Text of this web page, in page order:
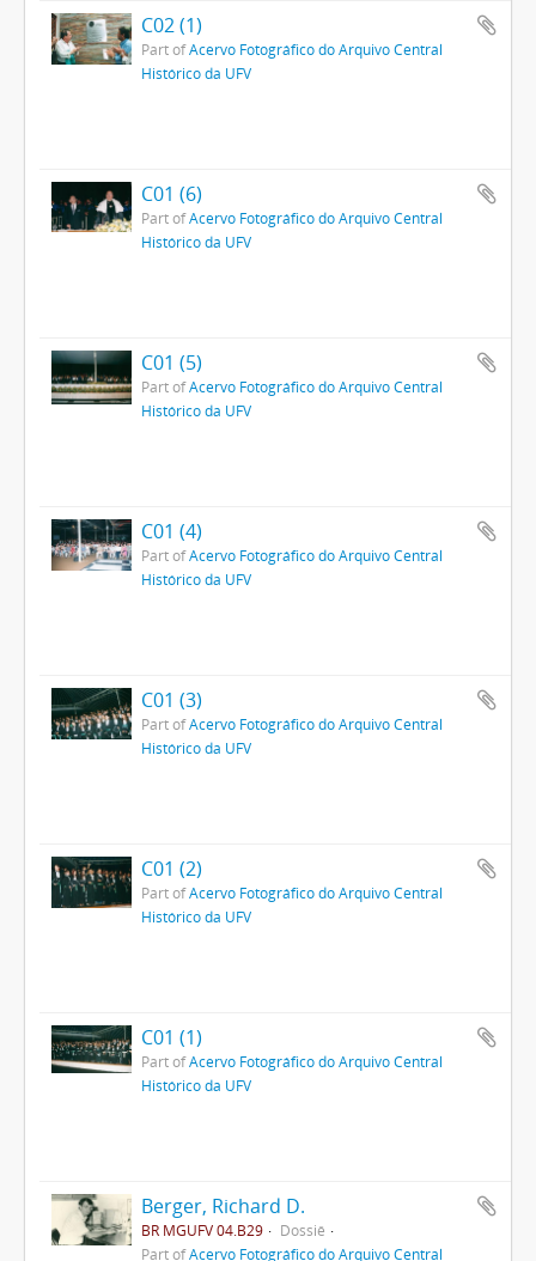
C02 (1)
Part ofAcervo Fotográfico do Arquivo Central
Histórico da UFV
C01 (6)
Part ofAcervo Fotográfico do Arquivo Central
Histórico da UFV
C01 (5)
Part ofAcervo Fotográfico do Arquivo Central
Histórico da UFV
C01 (4)
Part ofAcervo Fotográfico do Arquivo Central
Histórico da UFV
C01 (3)
Part ofAcervo Fotográfico do Arquivo Central
Histórico da UFV
C01 (2)
Part ofAcervo Fotográfico do Arquivo Central
Histórico da UFV
C01 (1)
Part ofAcervo Fotográfico do Arquivo Central
Histórico da UFV
Berger, Richard D.
BR MGUFV 04.B29
Dossiê
Part ofAcervo Fotográfico do Arquivo Central